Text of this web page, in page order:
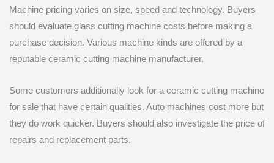
Machine pricing varies on size, speed and technology. Buyers
should evaluate glass cutting machine costs before making a
purchase decision. Various machine kinds are offered by a
reputable ceramic cutting machine manufacturer.
Some customers additionally look for a ceramic cutting machine
for sale that have certain qualities. Auto machines cost more but
they do work quicker. Buyers should also investigate the price of
repairs and replacement parts.